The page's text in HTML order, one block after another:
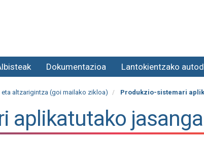
Dokumentazioa Lantokientzako
eta altzarigintza (goi mailako zikloa) Produkzio-sistemari
aplikatutako